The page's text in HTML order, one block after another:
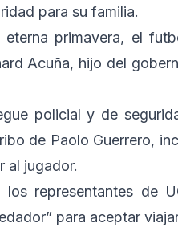
para su familia.
primavera, el
Acuña, hijo del
policial y de
de Paolo Guerrero,
al jugador.
representantes de
para aceptar